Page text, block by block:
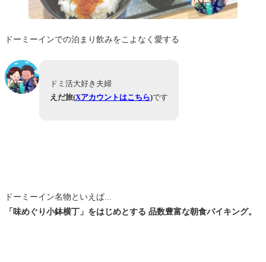
ドーミーインでの泊まり飲みをこよなく愛する
ドミ活大好き夫婦
えだ旅(Xアカウントはこちら)です
ドーミーイン名物といえば...
「味めぐり小鉢横丁」をはじめとする 品数豊富な朝食バイキング。